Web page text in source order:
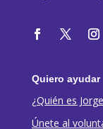
Quiero ayudar
¿Quién es
Únete al